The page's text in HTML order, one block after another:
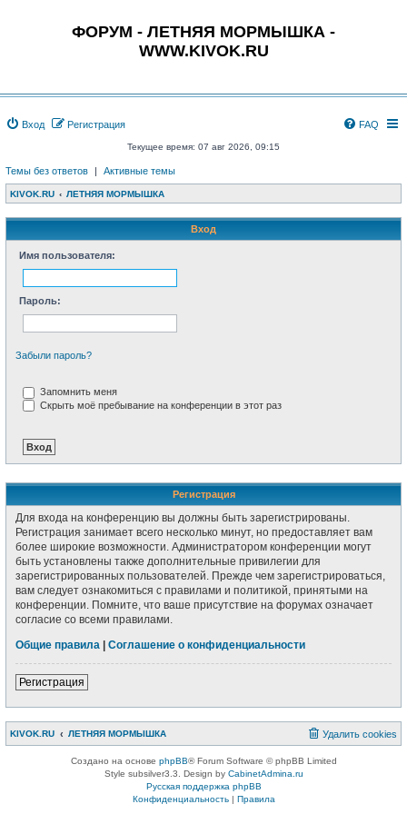
ФОРУМ - ЛЕТНЯЯ МОРМЫШКА -
WWW.KIVOK.RU
Вход Регистрация FAQ
Текущее время: 07 авг 2026, 09:15
Темы без ответов | Активные темы
KIVOK.RU ЛЕТНЯЯ МОРМЫШКА
Вход
Имя пользователя:
Пароль:
Забыли пароль?
Запомнить меня
Скрыть моё пребывание на конференции в этот раз
Регистрация
Для входа на конференцию вы должны быть зарегистрированы.
Регистрация занимает всего несколько минут, но предоставляет вам
более широкие возможности. Администратором конференции могут
быть установлены также дополнительные привилегии для
зарегистрированных пользователей. Прежде чем зарегистрироваться,
вам следует ознакомиться с правилами и политикой, принятыми на
конференции. Помните, что ваше присутствие на форумах означает
согласие со всеми правилами.
Общие правила
Соглашение о конфиденциальности
Регистрация
KIVOK.RU ЛЕТНЯЯ МОРМЫШКА Удалить cookies
Создано на основе phpBB® Forum Software © phpBB Limited
Style subsilver3.3. Design by CabinetAdmina.ru
Русская поддержка phpBB
Конфиденциальность| Правила